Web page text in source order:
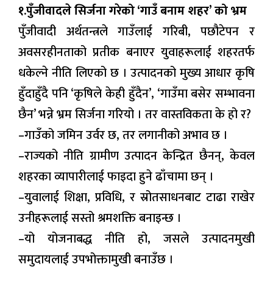
१.पुँजीवादले सिर्जना गरेको ‘गाउँ बनाम शहर’ को भ्रम
पुँजीवादी अर्थतन्त्रले गाउँलाई गरिबी, पछौटेपन र
अवसरहीनताको प्रतीक बनाएर युवाहरूलाई शहरतर्फ
धकेल्ने नीति लिएको छ । उत्पादनको मुख्य आधार कृषि
हुँदाहुँदै पनि ‘कृषिले केही हुँदैन’, ‘गाउँमा बसेर सम्भावना
छैन’ भन्ने भ्रम सिर्जना गरियो । तर वास्तविकता के हो र?
–गाउँको जमिन उर्वर छ, तर लगानीको अभाव छ ।
–राज्यको नीति ग्रामीण उत्पादन केन्द्रित छैनन्, केवल
शहरका व्यापारीलाई फाइदा हुने ढाँचामा छन् ।
–युवालाई शिक्षा, प्रविधि, र स्रोतसाधनबाट टाढा राखेर
उनीहरूलाई सस्तो श्रमशक्ति बनाइन्छ ।
–यो योजनाबद्ध नीति हो, जसले उत्पादनमुखी
समुदायलाई उपभोक्तामुखी बनाउँछ ।